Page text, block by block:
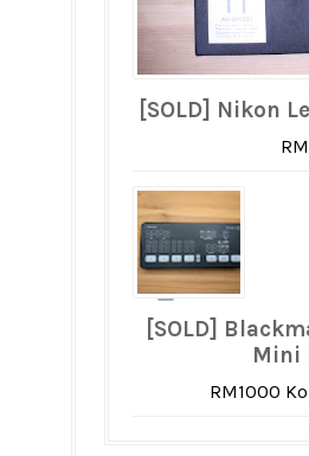
[SOLD] Nikon
[SOLD]
Mini
RM1000